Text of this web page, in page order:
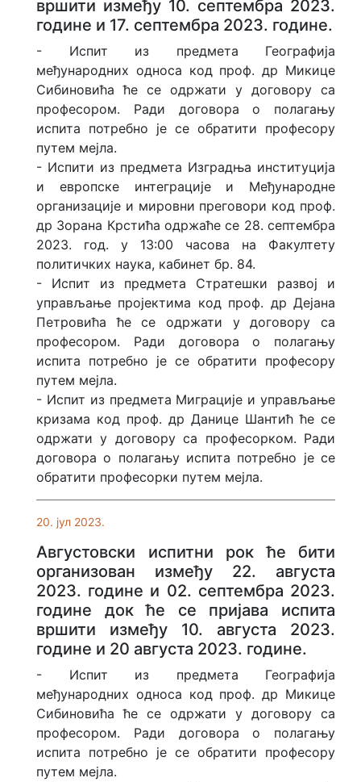
вршити између 10. септембра 2023.
године и 17. септембра 2023. године.
- Испит из предмета Географија
међународних односа код проф. др Микице
Сибиновића ће се одржати у договору са
професором. Ради договора о полагању
испита потребно је се обратити професору
путем мејла.
- Испити из предмета Изградња институција
и европске интеграције и Међународне
организације и мировни преговори код проф.
др Зорана Крстића одржаће се 28. септембра
2023. год. у 13:00 часова на Факултету
политичких наука, кабинет бр. 84.
- Испит из предмета Стратешки развој и
управљање пројектима код проф. др Дејана
Петровића ће се одржати у договору са
професором. Ради договора о полагању
испита потребно је се обратити професору
путем мејла.
- Испит из предмета Миграције и управљање
кризама код проф. др Данице Шантић ће се
одржати у договору са професорком. Ради
договора о полагању испита потребно је се
обратити професорки путем мејла.
20. јул 2023.
Августовски испитни рок ће бити
организован између 22. августа
2023. године и 02. септембра 2023.
године док ће се пријава испита
вршити између 10. августа 2023.
године и 20 августа 2023. године.
- Испит из предмета Географија
међународних односа код проф. др Микице
Сибиновића ће се одржати у договору са
професором. Ради договора о полагању
испита потребно је се обратити професору
путем мејла.